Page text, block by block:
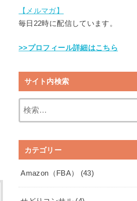
【メルマガ】
毎日22時に配信しています。
>>プロフィール詳細はこちら
サイト内検索
カテゴリー
Amazon（FBA） (43)